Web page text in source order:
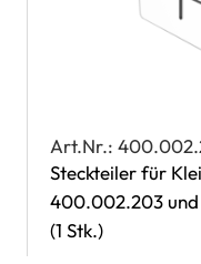
Art.Nr.:
Steckteiler für
400.002.203
(1 Stk.)